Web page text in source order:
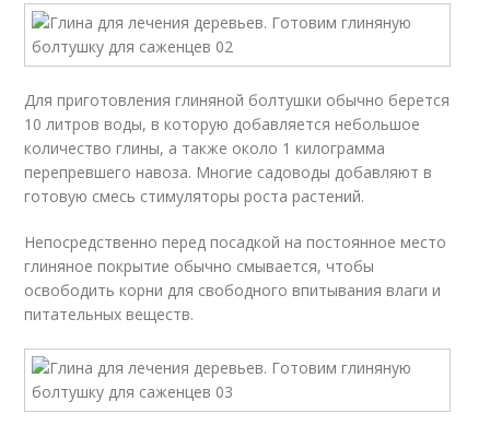
Для приготовления глиняной болтушки обычно берется
10 литров воды, в которую добавляется небольшое
количество глины, а также около 1 килограмма
перепревшего навоза. Многие садоводы добавляют в
готовую смесь стимуляторы роста растений.
Непосредственно перед посадкой на постоянное место
глиняное покрытие обычно смывается, чтобы
освободить корни для свободного впитывания влаги и
питательных веществ.